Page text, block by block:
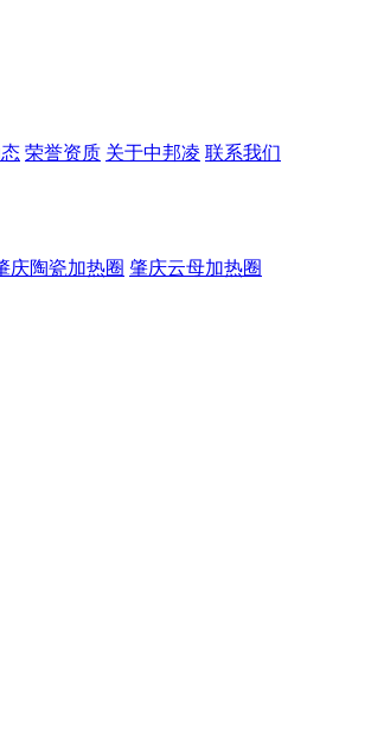
荣誉资质 关于中邦凌 联系我们
庆陶瓷加热圈 肇庆云母加热圈